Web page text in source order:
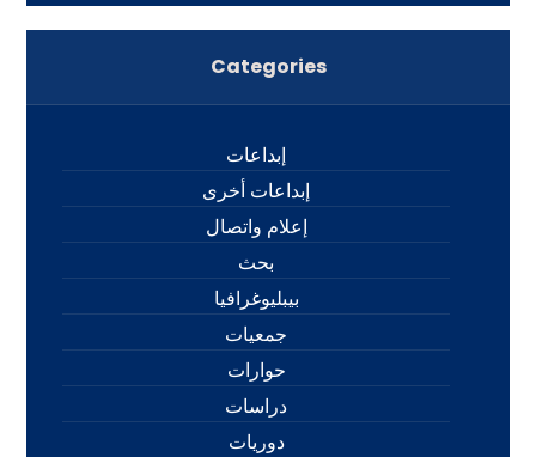
Categories
إبداعات
إبداعات أخرى
إعلام واتصال
بحث
بيبليوغرافيا
جمعيات
حوارات
دراسات
دوريات